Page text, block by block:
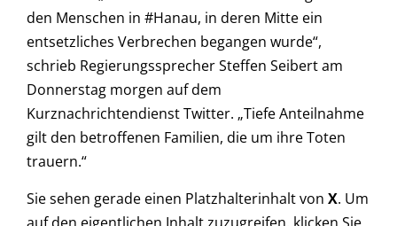
den Menschen in #Hanau, in deren Mitte ein
entsetzliches Verbrechen begangen wurde“,
schrieb Regierungssprecher Steffen Seibert am
Donnerstag morgen auf dem
Kurznachrichtendienst Twitter. „Tiefe Anteilnahme
gilt den betroffenen Familien, die um ihre Toten
trauern.“
Sie sehen gerade einen Platzhalterinhalt von X. Um